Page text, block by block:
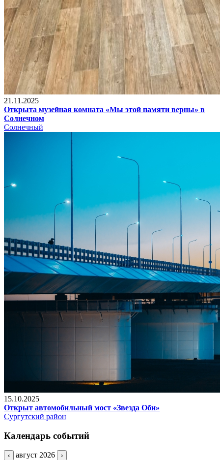
21.11.2025
Открыта музейная комната «Мы этой памяти верны» в
Солнечном
Солнечный
15.10.2025
Открыт автомобильный мост «Звезда Оби»
Сургутский район
Календарь событий
‹ август 2026 ›